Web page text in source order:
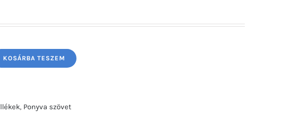
KOSÁRBA TESZEM
, Ponyva szövet